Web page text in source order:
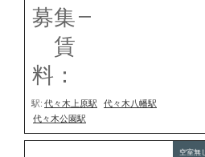
募集
賃
料：
–
駅: 代々木上原駅
代々木八幡駅
代々木公園駅
空室無し